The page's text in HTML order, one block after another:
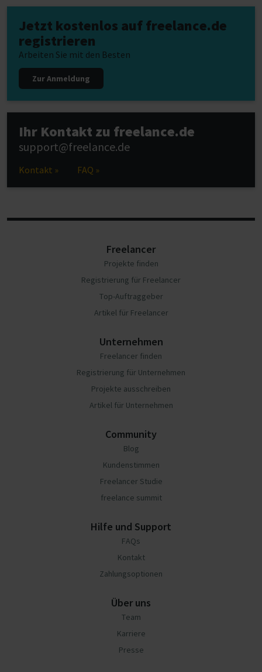
Jetzt kostenlos auf freelance.de
registrieren
Arbeiten Sie mit den Besten
Zur Anmeldung
Ihr Kontakt zu freelance.de
support@freelance.de
Kontakt » FAQ »
Freelancer
Projekte finden
Registrierung für Freelancer
Top-Auftraggeber
Artikel für Freelancer
Unternehmen
Freelancer finden
Registrierung für Unternehmen
Projekte ausschreiben
Artikel für Unternehmen
Community
Blog
Kundenstimmen
Freelancer Studie
freelance summit
Hilfe und Support
FAQs
Kontakt
Zahlungsoptionen
Über uns
Team
Karriere
Presse